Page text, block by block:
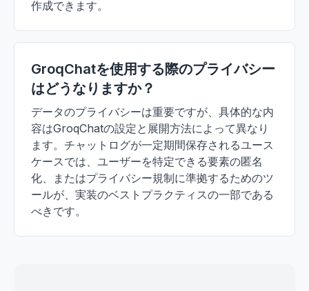
作成できます。
GroqChatを使用する際のプライバシー
はどうなりますか？
データのプライバシーは重要ですが、具体的な内
容はGroqChatの設定と展開方法によって異なり
ます。チャットログが一定期間保存されるユース
ケースでは、ユーザーを特定できる要素の匿名
化、またはプライバシー規制に準拠するためのツ
ールが、実装のベストプラクティスの一部である
べきです。